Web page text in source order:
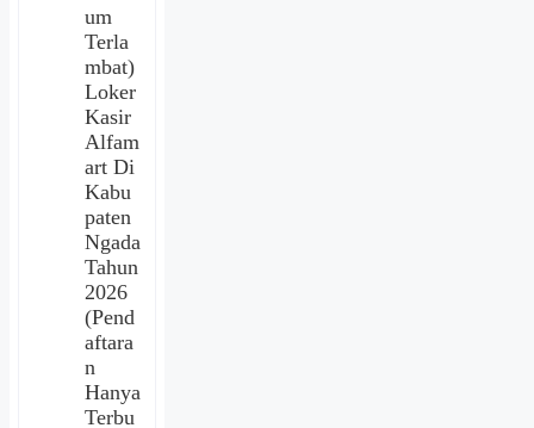
um
Terla
mbat)
Loker
Kasir
Alfam
art Di
Kabu
paten
Ngada
Tahun
2026
(Pend
aftara
n
Hanya
Terbu